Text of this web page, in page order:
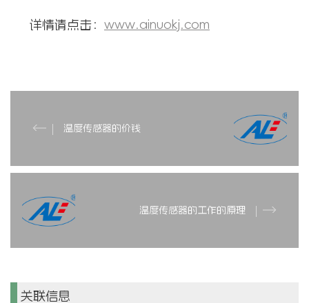
详情请点击： www.ainuokj.com
温度传感器的价钱
温度传感器的工作的原理
关联信息